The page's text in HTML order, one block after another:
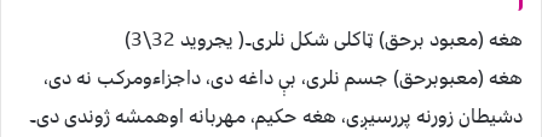
هغه (معبود برحق) ټاکلی شکل نلری۔( یجروید 32\3)
هغه (معبوبرحق) جسم نلری، بې داغه دی، داجزاءومرکب نه دی،
دشیطان زورنه پررسیږی، هغه حکیم، مهربانه اوهمشه ژوندی دی۔